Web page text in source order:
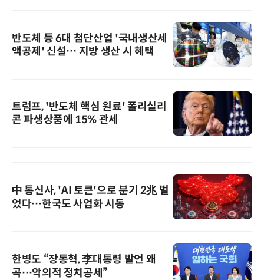
반도체 등 6대 첨단산업 '국내생산세
액공제' 신설… 지방 생산 시 혜택
트럼프, '반도체 핵심 원료' 폴리실리
콘 파생상품에 15% 관세
中 통신사, 'AI 토큰'으로 분기 2兆 벌
었다…한국도 사업화 시동
한병도 “장동혁, 李대통령 발언 왜
곡…악의적 정치공세”